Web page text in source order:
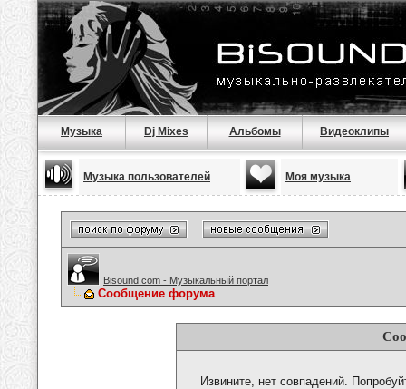
Музыка Dj Mixes Альбомы Видеоклипы
Музыка пользователей Моя музыка
Bisound.com - Музыкальный портал
Сообщение форума
Извините, нет совпадений.